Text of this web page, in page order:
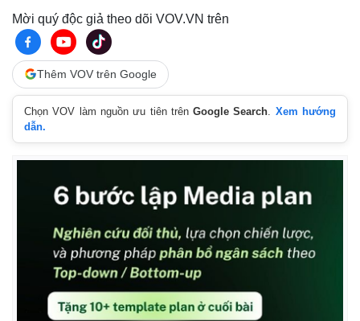
Mời quý độc giả theo dõi VOV.VN trên
Thêm VOV trên Google
Chọn VOV làm nguồn ưu tiên trênGoogle Search
Xem hướng
dẫn.